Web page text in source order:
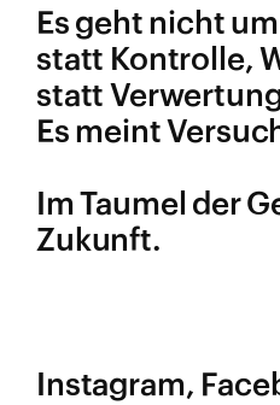
Es geht nicht
statt Kontrolle,
statt
Es meint
Im Taumel der
Zukunft.
Instagram